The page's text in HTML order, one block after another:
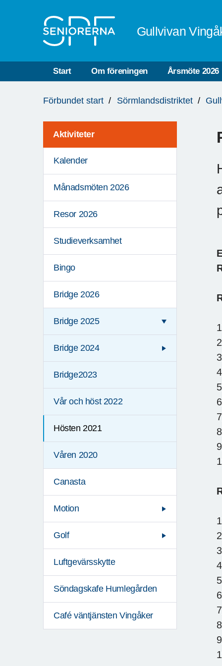
Gullvivan
Start Om föreningen Årsmöte 2026
är
Förbundet start Sörmlandsdistriktet
Aktiviteter
Kalender
Månadsmöten 2026
Resor 2026
Studieverksamhet
Bingo
Bridge 2026
Bridge 2025
Bridge 2024
Bridge2023
Vår och höst 2022
Hösten 2021
Våren 2020
Canasta
Motion
Golf
Luftgevärsskytte
Söndagskafe Humlegården
Café väntjänsten Vingåker